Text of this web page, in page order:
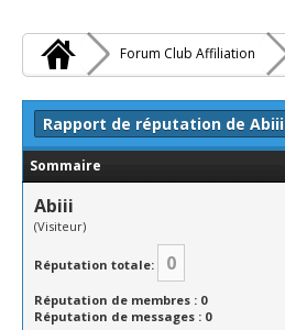
Forum Club Affiliation
Rapport de réputation de Abiii
Sommaire
Abiii
(Visiteur)
Réputation totale: 0
Réputation de membres : 0
Réputation de messages : 0